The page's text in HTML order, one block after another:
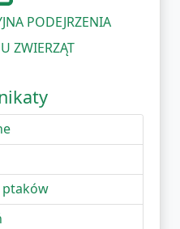
PODEJRZENIA
ZWIERZĄT
ptaków